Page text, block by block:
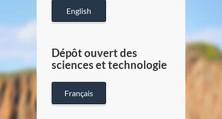
English
Dépôt ouvert des
sciences et technologie
Français